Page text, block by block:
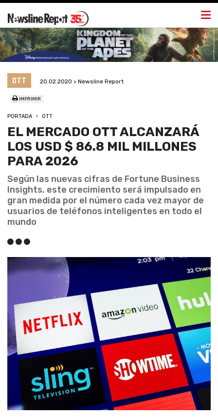
OTT 20.02.2020 > Newsline Report
IMPRIMIR
PORTADA OTT
EL MERCADO OTT ALCANZARÁ
LOS USD $ 86.8 MIL MILLONES
PARA 2026
Según las nuevas cifras de Fortune Business
Insights, este crecimiento será impulsado en
gran medida por el número cada vez mayor de
usuarios de teléfonos inteligentes en todo el
mundo